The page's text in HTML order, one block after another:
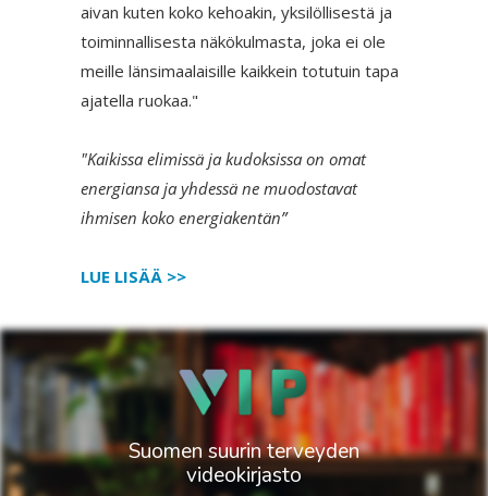
aivan kuten koko kehoakin, yksilöllisestä ja
toiminnallisesta näkökulmasta, joka ei ole
meille länsimaalaisille kaikkein totutuin tapa
ajatella ruokaa."
"Kaikissa elimissä ja kudoksissa on omat
energiansa ja yhdessä ne muodostavat
ihmisen koko energiakentän”
LUE LISÄÄ >>
Suomen suurin terveyden
videokirjasto